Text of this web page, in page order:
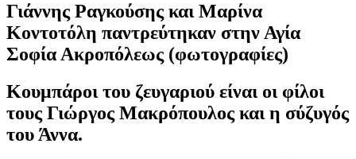
Γιάννης Ραγκούσης και Μαρίνα
Κοντοτόλη παντρεύτηκαν στην Αγία
Σοφία Ακροπόλεως (φωτογραφίες)
Κουμπάροι του ζευγαριού είναι οι φίλοι
τους Γιώργος Μακρόπουλος και η σύζυγός
του Άννα.